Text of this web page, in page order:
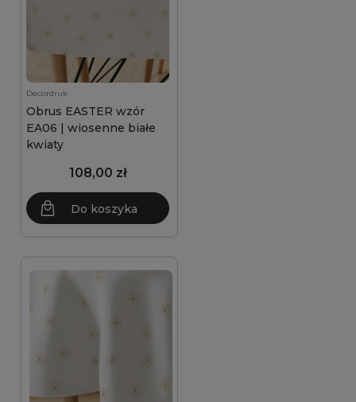
Decordruk
Obrus EASTER wzór
EA06 | wiosenne białe
kwiaty
108,00 zł
Do koszyka